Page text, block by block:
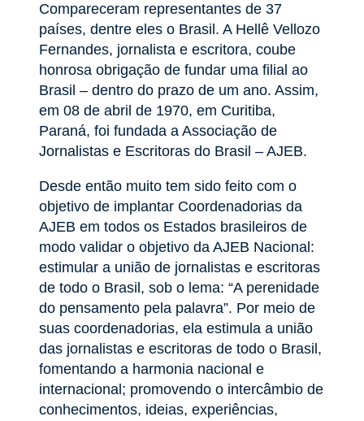
Compareceram representantes de 37
países, dentre eles o Brasil. A Hellê Vellozo
Fernandes, jornalista e escritora, coube
honrosa obrigação de fundar uma filial ao
Brasil – dentro do prazo de um ano. Assim,
em 08 de abril de 1970, em Curitiba,
Paraná, foi fundada a Associação de
Jornalistas e Escritoras do Brasil – AJEB.
Desde então muito tem sido feito com o
objetivo de implantar Coordenadorias da
AJEB em todos os Estados brasileiros de
modo validar o objetivo da AJEB Nacional:
estimular a união de jornalistas e escritoras
de todo o Brasil, sob o lema: “A perenidade
do pensamento pela palavra”. Por meio de
suas coordenadorias, ela estimula a união
das jornalistas e escritoras de todo o Brasil,
fomentando a harmonia nacional e
internacional; promovendo o intercâmbio de
conhecimentos, ideias, experiências,